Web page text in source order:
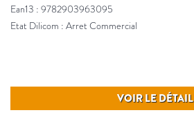
Ean13 : 9782903963095
Etat Dilicom : Arret Commercial
VOIR LE DÉTAIL